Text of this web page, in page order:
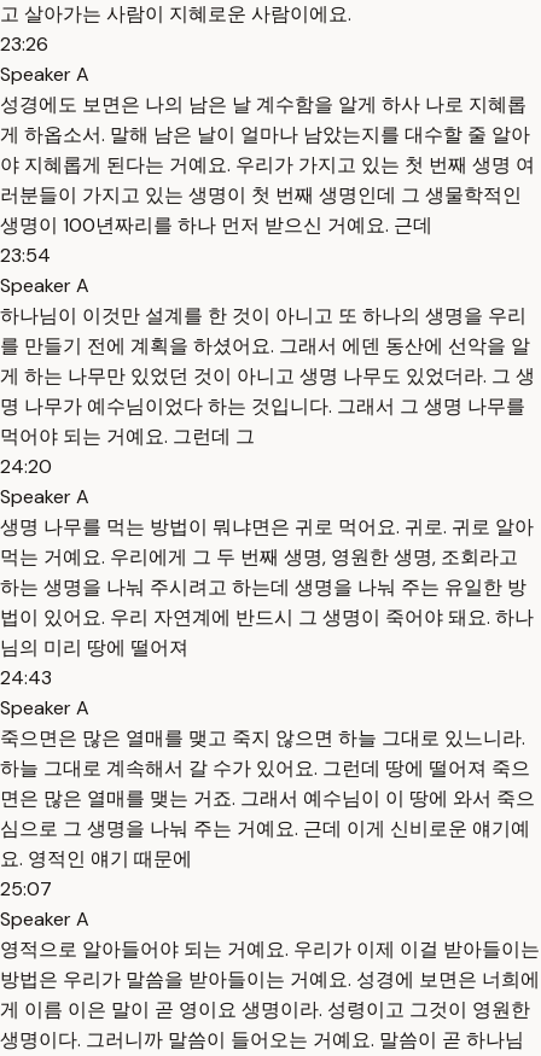
고 살아가는 사람이 지혜로운 사람이에요.
23:26
Speaker A
성경에도 보면은 나의 남은 날 계수함을 알게 하사 나로 지혜롭
게 하옵소서. 말해 남은 날이 얼마나 남았는지를 대수할 줄 알아
야 지혜롭게 된다는 거예요. 우리가 가지고 있는 첫 번째 생명 여
러분들이 가지고 있는 생명이 첫 번째 생명인데 그 생물학적인
생명이 100년짜리를 하나 먼저 받으신 거예요. 근데
23:54
Speaker A
하나님이 이것만 설계를 한 것이 아니고 또 하나의 생명을 우리
를 만들기 전에 계획을 하셨어요. 그래서 에덴 동산에 선악을 알
게 하는 나무만 있었던 것이 아니고 생명 나무도 있었더라. 그 생
명 나무가 예수님이었다 하는 것입니다. 그래서 그 생명 나무를
먹어야 되는 거예요. 그런데 그
24:20
Speaker A
생명 나무를 먹는 방법이 뭐냐면은 귀로 먹어요. 귀로. 귀로 알아
먹는 거예요. 우리에게 그 두 번째 생명, 영원한 생명, 조회라고
하는 생명을 나눠 주시려고 하는데 생명을 나눠 주는 유일한 방
법이 있어요. 우리 자연계에 반드시 그 생명이 죽어야 돼요. 하나
님의 미리 땅에 떨어져
24:43
Speaker A
죽으면은 많은 열매를 맺고 죽지 않으면 하늘 그대로 있느니라.
하늘 그대로 계속해서 갈 수가 있어요. 그런데 땅에 떨어져 죽으
면은 많은 열매를 맺는 거죠. 그래서 예수님이 이 땅에 와서 죽으
심으로 그 생명을 나눠 주는 거예요. 근데 이게 신비로운 얘기예
요. 영적인 얘기 때문에
25:07
Speaker A
영적으로 알아들어야 되는 거예요. 우리가 이제 이걸 받아들이는
방법은 우리가 말씀을 받아들이는 거예요. 성경에 보면은 너희에
게 이름 이은 말이 곧 영이요 생명이라. 성령이고 그것이 영원한
생명이다. 그러니까 말씀이 들어오는 거예요. 말씀이 곧 하나님